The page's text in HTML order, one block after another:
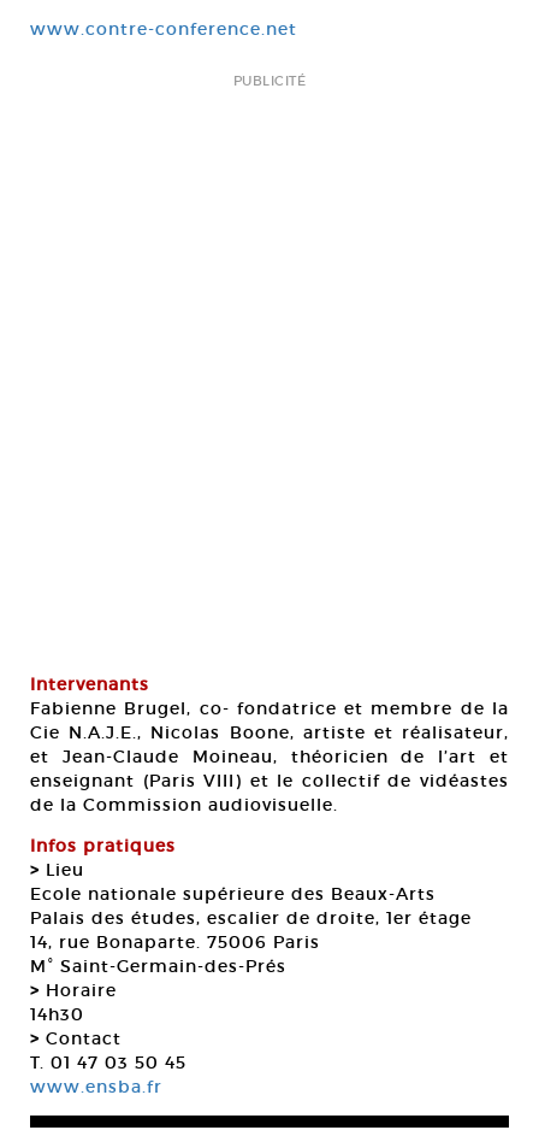
www.contre-conference.net
PUBLICITÉ
Intervenants
Fabienne Brugel, co- fondatrice et membre de la
Cie N.A.J.E., Nicolas Boone, artiste et réalisateur,
et Jean-Claude Moineau, théoricien de l’art et
enseignant (Paris VIII) et le collectif de vidéastes
de la Commission audiovisuelle.
Infos pratiques
> Lieu
Ecole nationale supérieure des Beaux-Arts
Palais des études, escalier de droite, 1er étage
14, rue Bonaparte. 75006 Paris
M° Saint-Germain-des-Prés
> Horaire
14h30
> Contact
T. 01 47 03 50 45
www.ensba.fr